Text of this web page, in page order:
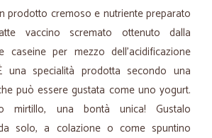
prodotto cremoso e nutriente preparato
vaccino scremato ottenuto dalla
caseine per mezzo dell'acidificazione
una specialità prodotta secondo una
può essere gustata come uno yogurt.
mirtillo, una bontà unica! Gustalo
solo, a colazione o come spuntino